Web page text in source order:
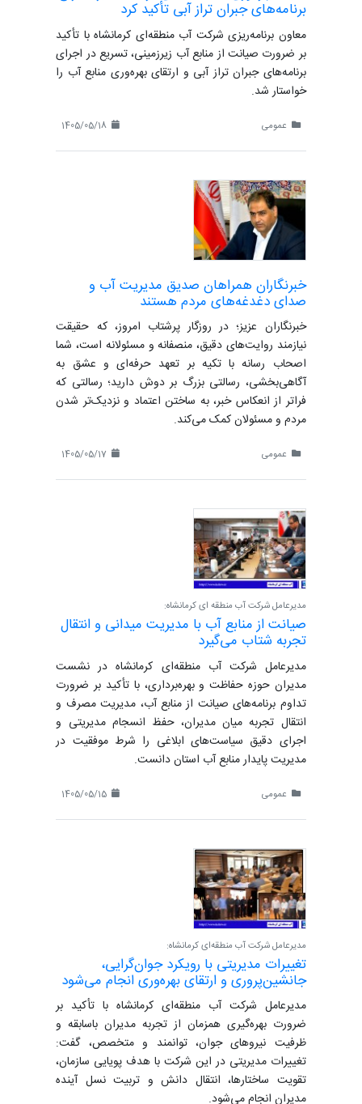
برنامه‌های جبران تراز آبی تأکید کرد
معاون برنامه‌ریزی شرکت آب منطقه‌ای کرمانشاه با تأکید
بر ضرورت صیانت از منابع آب زیرزمینی، تسریع در اجرای
برنامه‌های جبران تراز آبی و ارتقای بهره‌وری منابع آب را
خواستار شد.
عمومی
خبرنگاران همراهان صدیق مدیریت آب و
صدای دغدغه‌های مردم هستند
خبرنگاران عزیز؛ در روزگار پرشتاب امروز، که حقیقت
نیازمند روایت‌های دقیق، منصفانه و مسئولانه است، شما
اصحاب رسانه با تکیه بر تعهد حرفه‌ای و عشق به
آگاهی‌بخشی، رسالتی بزرگ بر دوش دارید؛ رسالتی که
فراتر از انعکاس خبر، به ساختن اعتماد و نزدیک‌تر شدن
مردم و مسئولان کمک می‌کند.
عمومی
مدیرعامل شرکت آب منطقه ای کرمانشاه:
صیانت از منابع آب با مدیریت میدانی و انتقال
تجربه شتاب می‌گیرد
مدیرعامل شرکت آب منطقه‌ای کرمانشاه در نشست
مدیران حوزه حفاظت و بهره‌برداری، با تأکید بر ضرورت
تداوم برنامه‌های صیانت از منابع آب، مدیریت مصرف و
انتقال تجربه میان مدیران، حفظ انسجام مدیریتی و
اجرای دقیق سیاست‌های ابلاغی را شرط موفقیت در
مدیریت پایدار منابع آب استان دانست.
عمومی
مدیرعامل شرکت آب منطقه‌ای کرمانشاه:
تغییرات مدیریتی با رویکرد جوان‌گرایی،
جانشین‌پروری و ارتقای بهره‌وری انجام می‌شود
مدیرعامل شرکت آب منطقه‌ای کرمانشاه با تأکید بر
ضرورت بهره‌گیری همزمان از تجربه مدیران باسابقه و
ظرفیت نیروهای جوان، توانمند و متخصص، گفت:
تغییرات مدیریتی در این شرکت با هدف پویایی سازمان،
تقویت ساختارها، انتقال دانش و تربیت نسل آینده
مدیران انجام می‌شود.